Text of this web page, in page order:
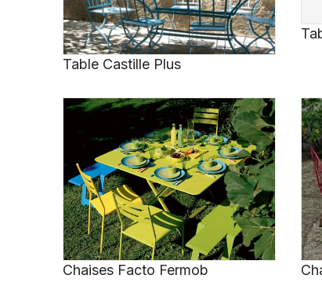
Table Castille Plus
Chaises Facto Fermob